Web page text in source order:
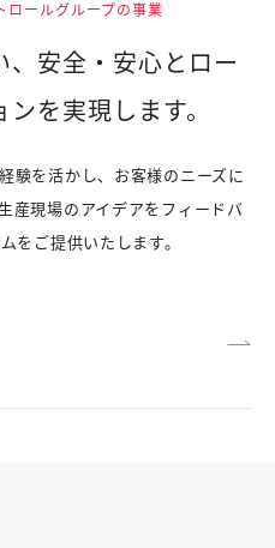
ロールグループの事業
、安全・安心とロー
を実現します。
験を活かし、お客様のニーズに
産現場のアイデアをフィードバ
をご提供いたします。